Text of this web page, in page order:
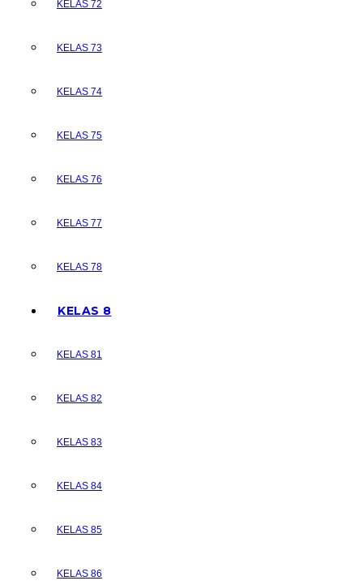
KELAS 72
KELAS 73
KELAS 74
KELAS 75
KELAS 76
KELAS 77
KELAS 78
KELAS 8
KELAS 81
KELAS 82
KELAS 83
KELAS 84
KELAS 85
KELAS 86